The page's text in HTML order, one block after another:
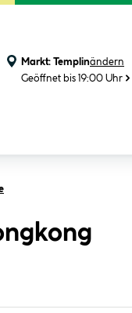
Markt: Templinändern
Geöffnet bis 19:00 Uhr